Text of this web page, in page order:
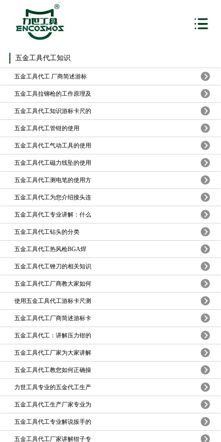
五金工具代工知识
五金工具代工 厂商简述游标
五金工具拉铆枪的工作原理及
五金工具代工知识游标卡尺的
五金工具代工管钳的使用
五金工具代工气动工具的使用
五金工具代工磁力线坠的使用
五金工具代工测电笔的使用方
五金工具代工为您介绍接头连
五金工具代工专业讲解：什么
五金工具代工钻头的分类
五金工具代工热风枪BGA焊
五金工具代工锉刀的相关知识
五金工具代工厂商教大家如何
使用五金工具代工游标卡尺测
五金工具代工厂商简述游标卡
五金工具代工：讲解压力钳的
五金工具代工厂家为大家讲解
五金工具代工教您如何正确操
力世工具专业的五金代工生产
五金工具代工生产厂家专业为
五金工具代工专业解说扳手的
五金工具代工厂家讲解钳子专